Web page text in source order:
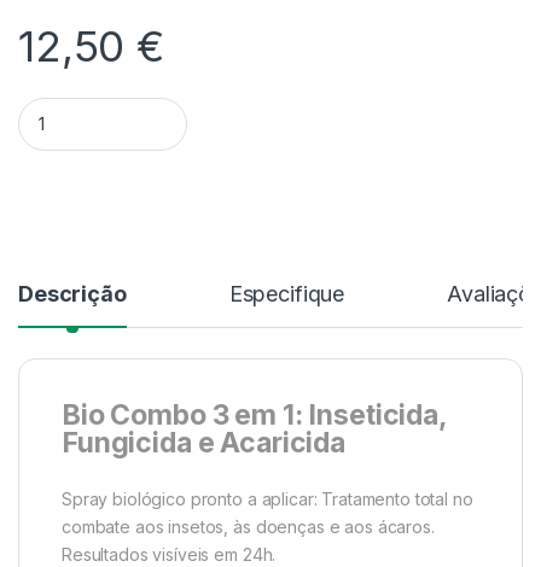
12,50 €
Quantidade Tratamento Total Bio Combo Al Pronto KB | 800
Descrição Especifique
Bio Combo 3 em 1: Inseticida,
Fungicida e Acaricida
Spray biológico pronto a aplicar: Tratamento total no
combate aos insetos, às doenças e aos ácaros.
Resultados visíveis em 24h.